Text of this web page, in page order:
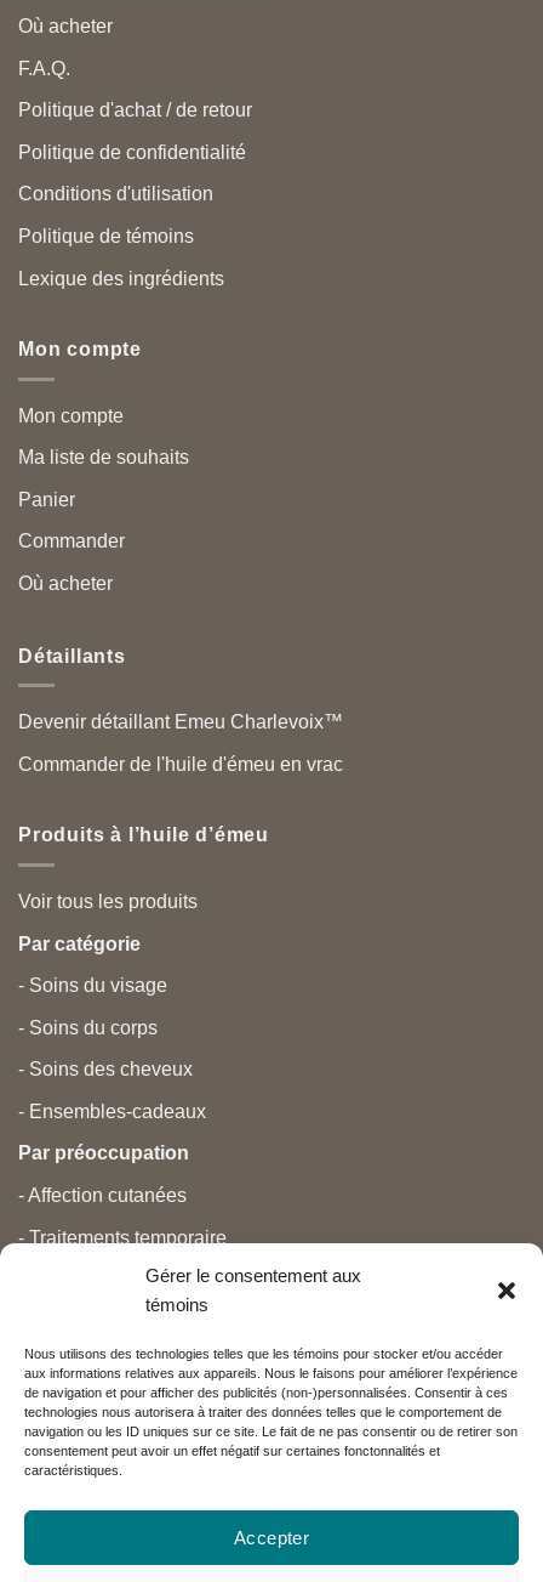
Gérer le consentement aux
témoins
Nous utilisons des technologies telles que les témoins pour stocker et/ou accéder
aux informations relatives aux appareils. Nous le faisons pour améliorer l’expérience
de navigation et pour afficher des publicités (non-)personnalisées. Consentir à ces
technologies nous autorisera à traiter des données telles que le comportement de
navigation ou les ID uniques sur ce site. Le fait de ne pas consentir ou de retirer son
consentement peut avoir un effet négatif sur certaines fonctonnalités et
caractéristiques.
Accepter
Où acheter
F.A.Q.
Politique d'achat / de retour
Politique de confidentialité
Conditions d'utilisation
Politique de témoins
Lexique des ingrédients
Mon compte
Mon compte
Ma liste de souhaits
Panier
Commander
Où acheter
Détaillants
Devenir détaillant Emeu Charlevoix™
Commander de l'huile d'émeu en vrac
Produits à l’huile d’émeu
Voir tous les produits
Par catégorie
- Soins du visage
- Soins du corps
- Soins des cheveux
- Ensembles-cadeaux
Par préoccupation
- Affection cutanées
- Traitements temporaire
- Grossesse et nouveau-né
- Anti-âge et beauté
Nos partenaires